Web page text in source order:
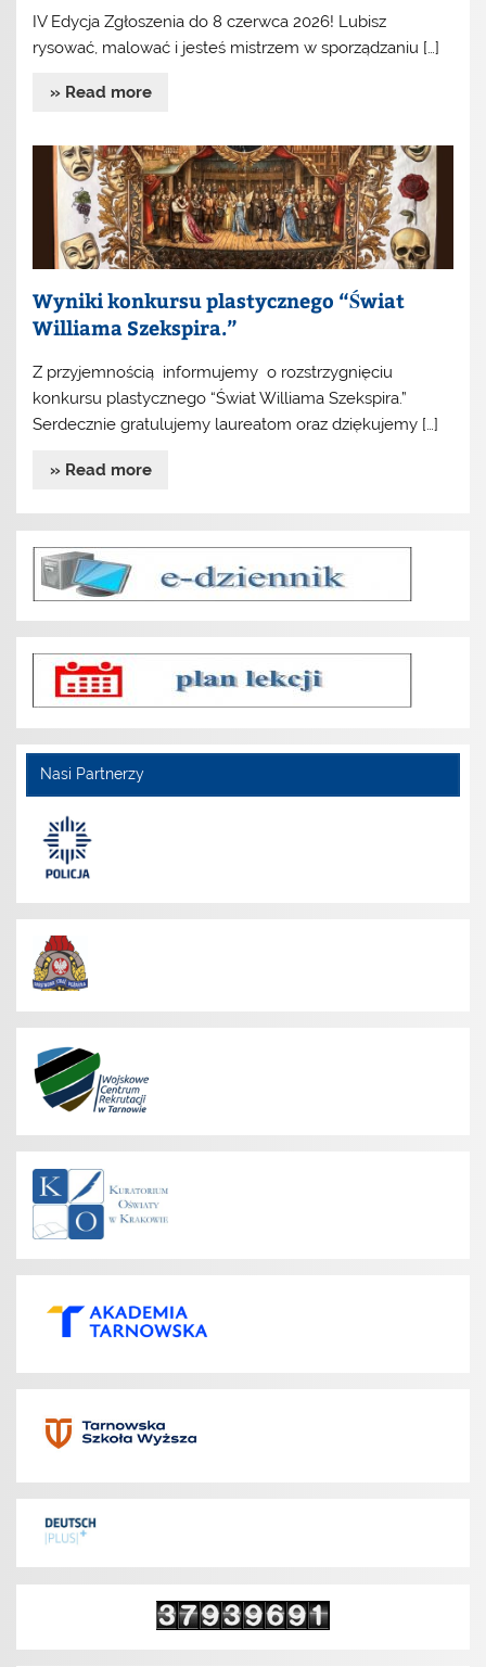
IV Edycja Zgłoszenia do 8 czerwca 2026! Lubisz
rysować, malować i jesteś mistrzem w sporządzaniu […]
» Read more
Wyniki konkursu plastycznego “Świat
Williama Szekspira.”
Z przyjemnością informujemy o rozstrzygnięciu
konkursu plastycznego “Świat Williama Szekspira.”
Serdecznie gratulujemy laureatom oraz dziękujemy […]
» Read more
Nasi Partnerzy